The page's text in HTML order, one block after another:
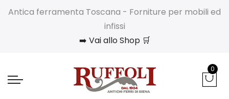
Antica ferramenta Toscana - Forniture per mobili ed
infissi
➡️ Vai allo Shop 🛒
0